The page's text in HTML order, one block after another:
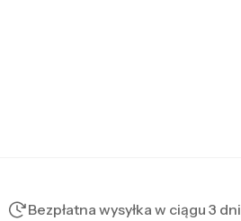
Bezpłatna wysyłka w ciągu 3 dni